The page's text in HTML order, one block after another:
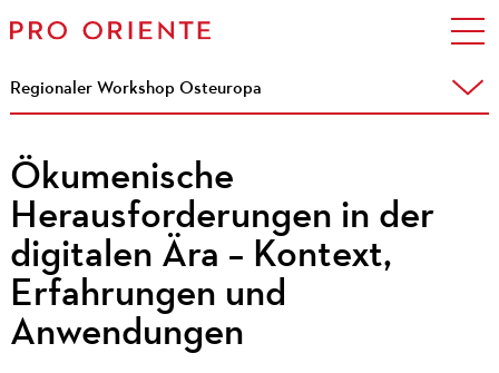
Regionaler Workshop Osteuropa
Ökumenische
Herausforderungen in der
digitalen Ära – Kontext,
Erfahrungen und
Anwendungen